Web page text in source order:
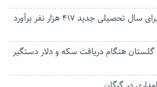
جمعیت دانش‌آموزی گلستان برای سال تحصیلی جدید ۴۱۷ هزار نفر برآورد
هنگام دریافت سکه و دلار دستگیر